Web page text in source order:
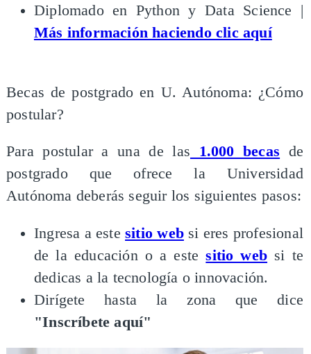
Diplomado en Python y Data Science |
Más información haciendo clic aquí
Becas de postgrado en U. Autónoma: ¿Cómo
postular?
Para postular a una de las 1.000 becas de
postgrado que ofrece la Universidad
Autónoma deberás seguir los siguientes pasos:​
Ingresa a estesitio websi eres profesional
de la educación o a estesitio web si te
dedicas a la tecnología o innovación.
Dirígete hasta la zona que dice
"Inscríbete aquí"